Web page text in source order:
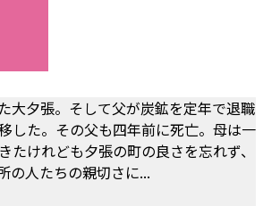
大夕張。そして父が炭鉱を定年で退職
した。その父も四年前に死亡。母は一
たけれども夕張の町の良さを忘れず、
の人たちの親切さに...